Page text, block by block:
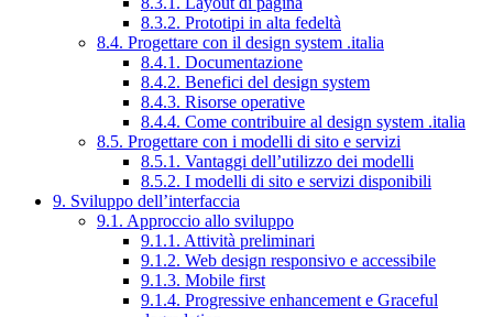
8.3.2. Prototipi in alta fedeltà
8.4. Progettare con il design system .italia
8.4.1. Documentazione
8.4.2. Benefici del design system
8.4.3. Risorse operative
8.4.4. Come contribuire al design system .italia
8.5. Progettare con i modelli di sito e servizi
8.5.1. Vantaggi dell’utilizzo dei modelli
8.5.2. I modelli di sito e servizi disponibili
9. Sviluppo dell’interfaccia
9.1. Approccio allo sviluppo
9.1.1. Attività preliminari
9.1.2. Web design responsivo e accessibile
9.1.3. Mobile first
9.1.4. Progressive enhancement e Graceful